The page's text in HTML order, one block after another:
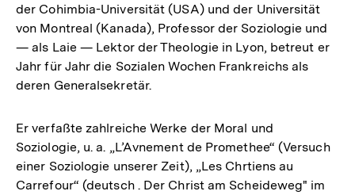
der Cohimbia-Universität (USA) und der Universität
von Montreal (Kanada), Professor der Soziologie und
— als Laie — Lektor der Theologie in Lyon, betreut er
Jahr für Jahr die Sozialen Wochen Frankreichs als
deren Generalsekretär.
Er verfaßte zahlreiche Werke der Moral und
Soziologie, u. a. „L’Avnement de Promethee“ (Versuch
einer Soziologie unserer Zeit), „Les Chrtiens au
Carrefour“ (deutsch . Der Christ am Scheideweg" im